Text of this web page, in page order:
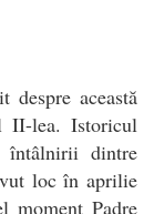
această
II-lea. Istoricul
întâlnirii dintre
loc în aprilie
moment Padre